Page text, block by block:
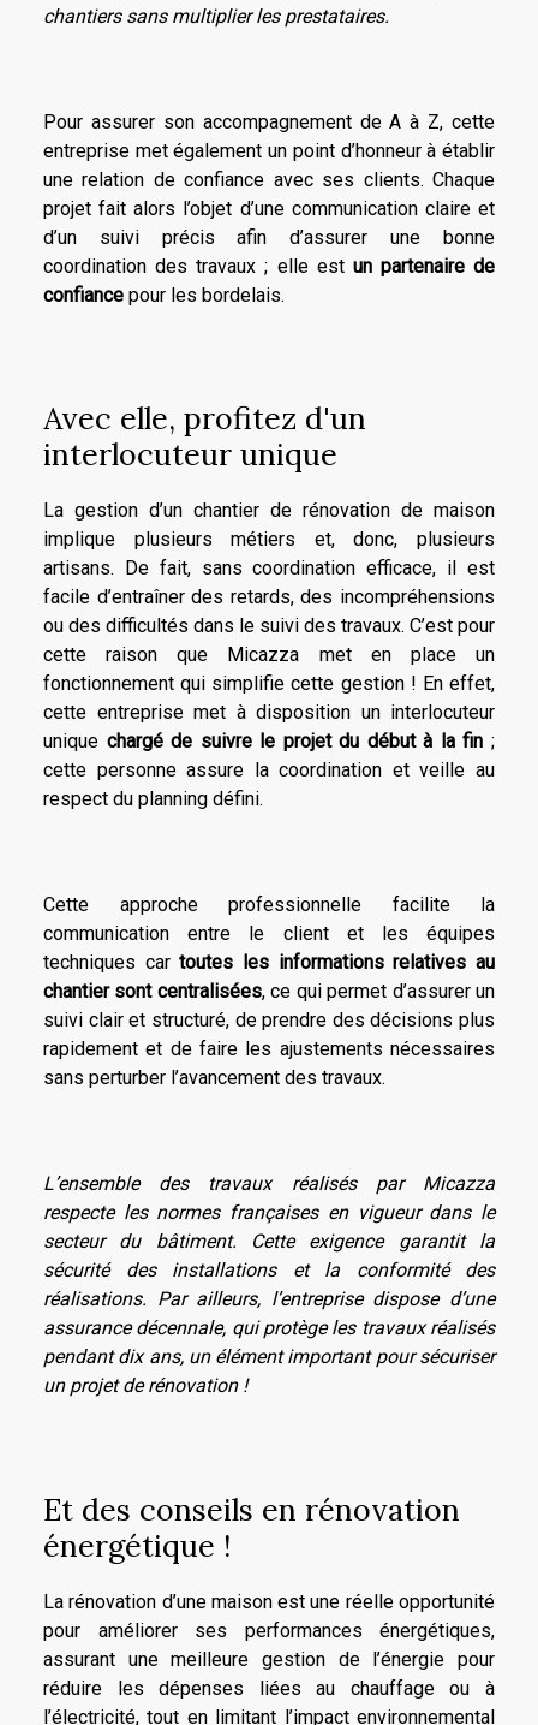
chantiers sans multiplier les prestataires.
Pour assurer son accompagnement de A à Z, cette
entreprise met également un point d’honneur à établir
une relation de confiance avec ses clients. Chaque
projet fait alors l’objet d’une communication claire et
d’un suivi précis afin d’assurer une bonne
coordination des travaux ; elle est un partenaire de
confiance pour les bordelais.
Avec elle, profitez d'un
interlocuteur unique
La gestion d’un chantier de rénovation de maison
implique plusieurs métiers et, donc, plusieurs
artisans. De fait, sans coordination efficace, il est
facile d’entraîner des retards, des incompréhensions
ou des difficultés dans le suivi des travaux. C’est pour
cette raison que Micazza met en place un
fonctionnement qui simplifie cette gestion ! En effet,
cette entreprise met à disposition un interlocuteur
unique chargé de suivre le projet du début à la fin ;
cette personne assure la coordination et veille au
respect du planning défini.
Cette approche professionnelle facilite la
communication entre le client et les équipes
techniques cartoutes les informations relatives au
chantier sont centralisées, ce qui permet d’assurer un
suivi clair et structuré, de prendre des décisions plus
rapidement et de faire les ajustements nécessaires
sans perturber l’avancement des travaux.
L’ensemble des travaux réalisés par Micazza
respecte les normes françaises en vigueur dans le
secteur du bâtiment. Cette exigence garantit la
sécurité des installations et la conformité des
réalisations. Par ailleurs, l’entreprise dispose d’une
assurance décennale, qui protège les travaux réalisés
pendant dix ans, un élément important pour sécuriser
un projet de rénovation !
Et des conseils en rénovation
énergétique !
La rénovation d’une maison est une réelle opportunité
pour améliorer ses performances énergétiques,
assurant une meilleure gestion de l’énergie pour
réduire les dépenses liées au chauffage ou à
l’électricité, tout en limitant l’impact environnemental